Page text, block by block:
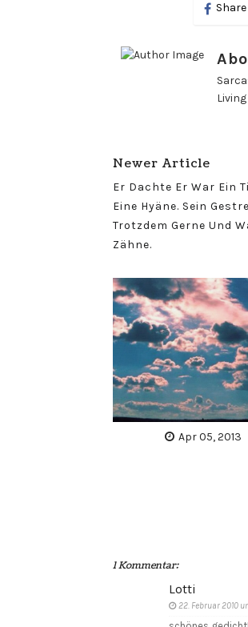
Newer Article
Er Dachte Er War Ein
Eine Hyäne. Sein
Trotzdem Gerne Und
Zähne.
Apr 05, 2013
1 Kommentar:
Lotti
22. Februar 2010